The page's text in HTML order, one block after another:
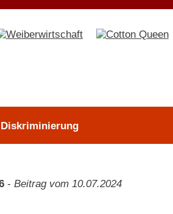
- Beitrag vom 10.07.2024